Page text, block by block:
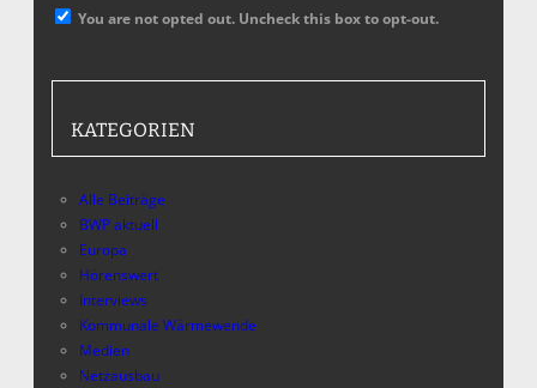
You are not opted out. Uncheck this box to opt-out.
KATEGORIEN
Alle Beiträge
BWP aktuell
Europa
Hörenswert
Interviews
Kommunale Wärmewende
Medien
Netzausbau